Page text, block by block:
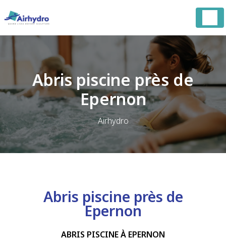
Abris piscine près de
Epernon
Airhydro
Abris piscine près de
Epernon
ABRIS PISCINE À EPERNON